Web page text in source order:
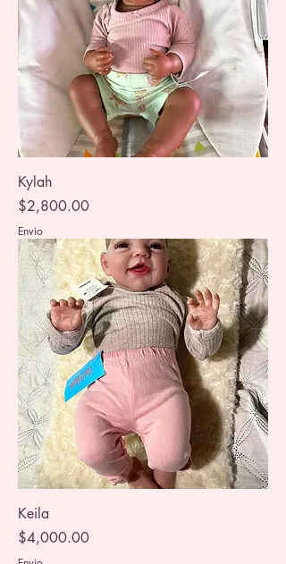
Kylah
Precio
$2,800.00
Envio
Keila
Precio
$4,000.00